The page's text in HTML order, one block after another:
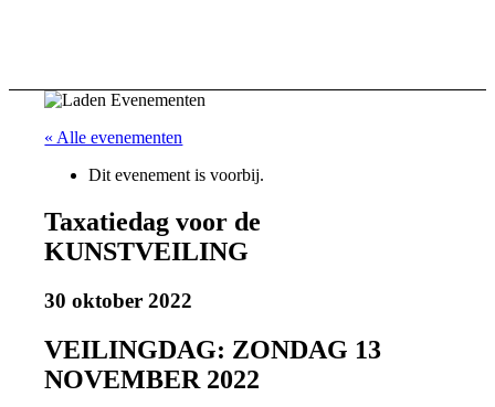
« Alle evenementen
Dit evenement is voorbij.
Taxatiedag voor de
KUNSTVEILING
30 oktober 2022
VEILINGDAG: ZONDAG 13
NOVEMBER 2022